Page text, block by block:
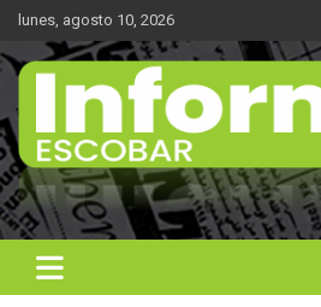
Saltar
contenido
lunes, agosto 10, 2026
Informe 21
Noticas reales